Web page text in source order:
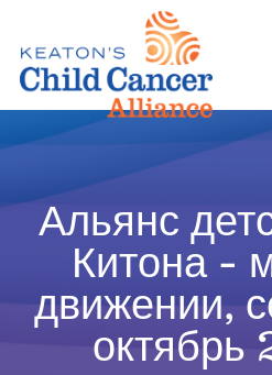
Альянс
Китона -
движении,
октябрь